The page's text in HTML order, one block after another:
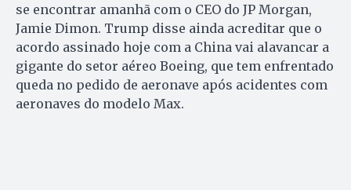
se encontrar amanhã com o CEO do JP Morgan,
Jamie Dimon. Trump disse ainda acreditar que o
acordo assinado hoje com a China vai alavancar a
gigante do setor aéreo Boeing, que tem enfrentado
queda no pedido de aeronave após acidentes com
aeronaves do modelo Max.